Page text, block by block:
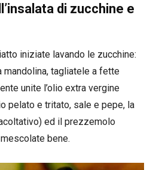
di zucchine e
iniziate lavando le zucchine:
mandolina, tagliatele a fette
unite l’olio extra vergine
pelato e tritato, sale e pepe, la
ed il prezzemolo
bene.